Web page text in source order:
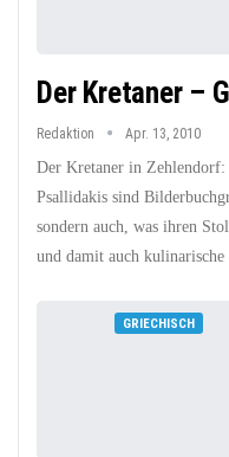
Der Kretaner –
Redaktion Apr. 13, 2010
Der Kretaner in
Psallidakis sind
sondern auch, was ihren
und damit auch
GRIECHISCH